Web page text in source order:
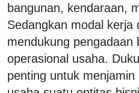
bangunan, kendaraan,
Sedangkan modal kerja
mendukung pengadaan
operasional usaha.
penting untuk menjamin